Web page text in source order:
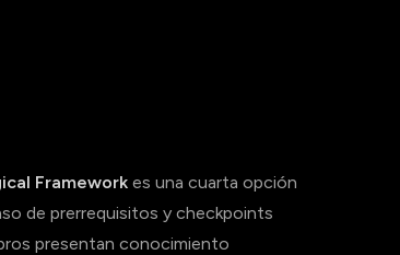
Framework es una cuarta opción
de prerrequisitos y checkpoints
presentan conocimiento